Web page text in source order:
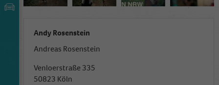
Andy Rosenstein
Andreas Rosenstein
Venloerstraße 335
50823 Köln